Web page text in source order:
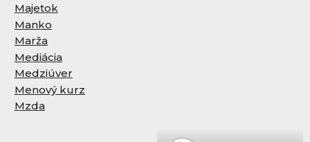
Majetok
Manko
Marža
Mediácia
Medziúver
Menový kurz
Mzda